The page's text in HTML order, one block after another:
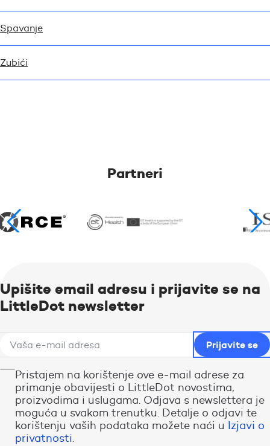
Spavanje
Zubići
Partneri
Upišite email adresu i prijavite se na
LittleDot newsletter
Pristajem na korištenje ove e-mail adrese za
primanje obavijesti o LittleDot novostima,
proizvodima i uslugama. Odjava s newslettera je
moguća u svakom trenutku. Detalje o odjavi te
korištenju vaših podataka možete naći u Izjavi o
privatnosti.